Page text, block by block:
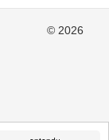
© 2026